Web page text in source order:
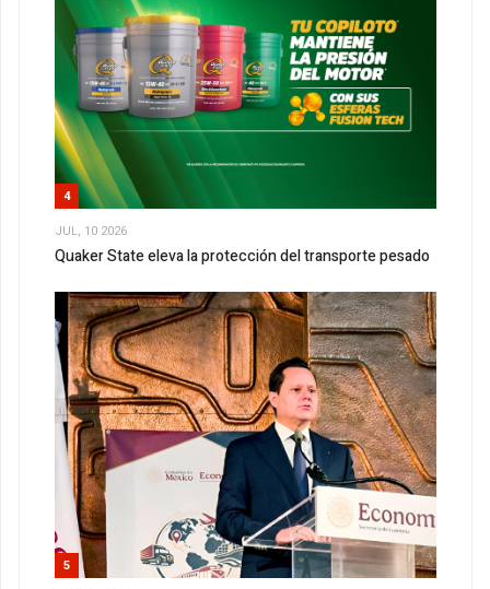
4
JUL, 10 2026
Quaker State eleva la protección del transporte pesado
5